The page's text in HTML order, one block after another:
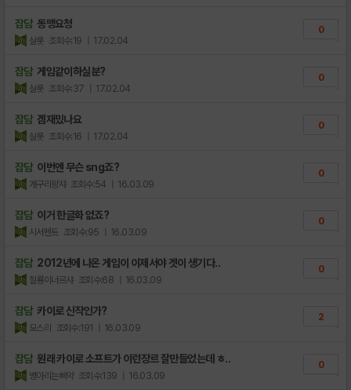
잡담 동맹요청
살롯 조회수:19 | 17.02.04
0
잡담 게임같이하실분?
살롯 조회수:37 | 17.02.04
0
잡담 겜재밌나요
살롯 조회수:16 | 17.02.04
0
잡담 이번엔 무슨 sng죠?
개구리왕쟈 조회수:54 | 16.03.09
0
잡담 이거 한글화 없죠?
시서펜트 조회수:95 | 16.03.09
0
잡담 2012년에 나온 게임이 이제서야 겟이 생기다..
칠룡이너르샤 조회수:68 | 16.03.09
0
잡담 카이로 신작인가?
모스리 조회수:191 | 16.03.09
2
잡담 원래 카이로 소프트가 이런장르 잘만들었는데 ㅎ..
병아리는삐약 조회수:139 | 16.03.09
0